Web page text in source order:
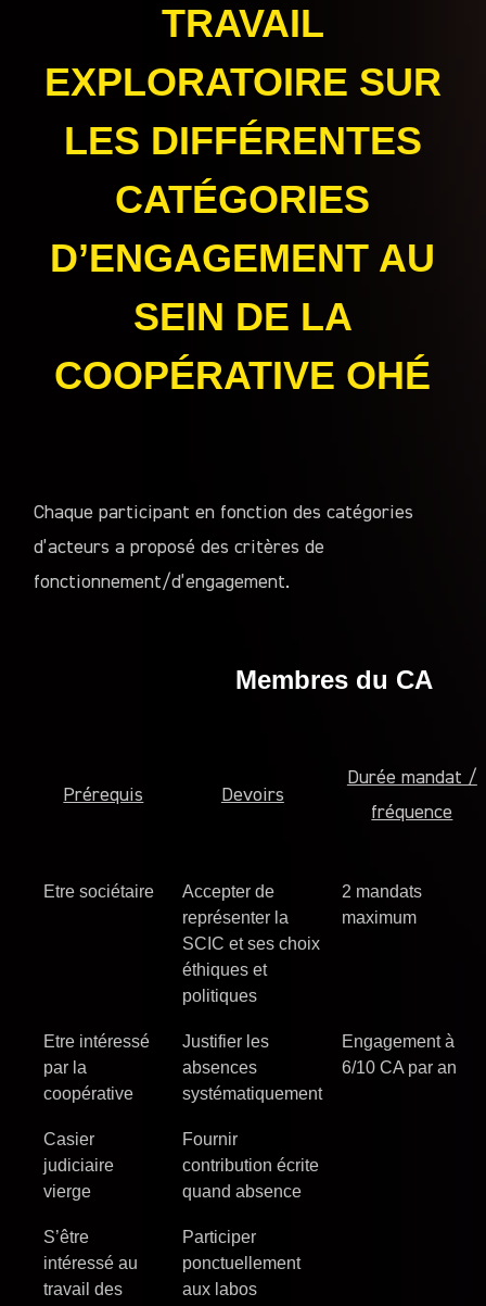
TRAVAIL
EXPLORATOIRE SUR
LES DIFFÉRENTES
CATÉGORIES
D’ENGAGEMENT AU
SEIN DE LA
COOPÉRATIVE OHÉ
Chaque participant en fonction des catégories
d’acteurs a proposé des critères de
fonctionnement/d’engagement.
Membres du CA
Prérequis Devoirs
Durée mandat /
fréquence
Etre sociétaire
Accepter de
représenter la
SCIC et ses choix
éthiques et
politiques
2 mandats
maximum
Etre intéressé
par la
coopérative
Justifier les
absences
systématiquement
Engagement à
6/10 CA par an
Casier
judiciaire
vierge
Fournir
contribution écrite
quand absence
S’être
intéressé au
travail des
Participer
ponctuellement
aux labos